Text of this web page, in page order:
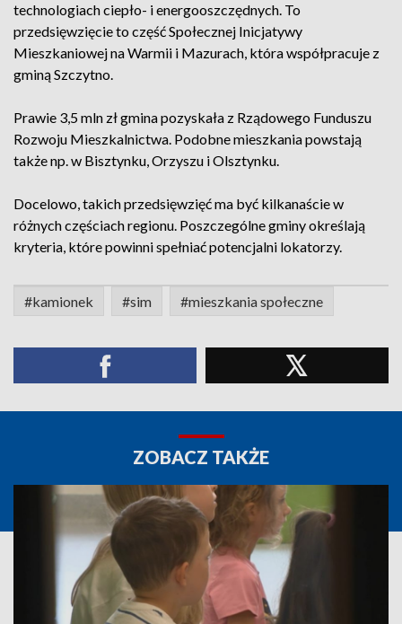
technologiach ciepło- i energooszczędnych. To
przedsięwzięcie to część Społecznej Inicjatywy
Mieszkaniowej na Warmii i Mazurach, która współpracuje z
gminą Szczytno.
Prawie 3,5 mln zł gmina pozyskała z Rządowego Funduszu
Rozwoju Mieszkalnictwa. Podobne mieszkania powstają
także np. w Bisztynku, Orzyszu i Olsztynku.
Docelowo, takich przedsięwzięć ma być kilkanaście w
różnych częściach regionu. Poszczególne gminy określają
kryteria, które powinni spełniać potencjalni lokatorzy.
#kamionek #sim #mieszkania społeczne
ZOBACZ TAKŻE